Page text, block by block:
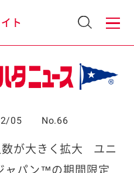
ト
05 No.66
が大きく拡大
ユニ
ャパン™の期間限定